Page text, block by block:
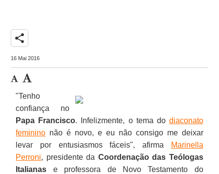
share
16 Mai 2016
"Tenho
confiança no
Papa Francisco. Infelizmente, o tema do diaconato
feminino não é novo, e eu não consigo me deixar
levar por entusiasmos fáceis", afirma
Marinella
Perroni, presidente da Coordenação das Teólogas
Italianas e professora de Novo Testamento do